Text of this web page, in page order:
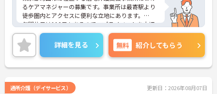
るケアマネジャーの募集です。事業所は最寄駅より
徒歩圏内とアクセスに便利な立地にあります。
年間休日は110日もあるので、プライベートを大切
にしながらご勤務いただけます。
ご興味のある方には、面接対策ポイントなど、さら
に詳細をお話しいたしますのでお気軽にご相談くだ
さい！
詳細を見る 無料 紹介してもらう
通所介護（デイサービス） 更新日：2026年08月07日